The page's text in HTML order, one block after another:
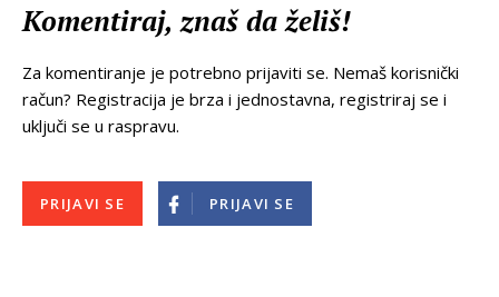
Komentiraj, znaš da želiš!
Za komentiranje je potrebno prijaviti se. Nemaš korisnički
račun? Registracija je brza i jednostavna, registriraj se i
uključi se u raspravu.
PRIJAVI SE PRIJAVI SE